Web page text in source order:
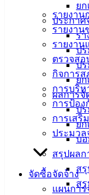
ย
ประกาศ
ร่า
ปร
ปร
ยก
ผลการจั
ป
ยก
บ
สรุปผลก
ส
ส
รายงาน
รายงา
รายงาน
ตรวจสอ
กิจการส
การบริ
การป้อ
การเสริ
ประมวล
จัดซื้อจัดจ้าง
แผนการ
038-
142-100-104
บริการ
ประชาชน
ดาวน์โหลด
ฟอร์ม,
เอกสาร
คู่มือ
สำหรับ